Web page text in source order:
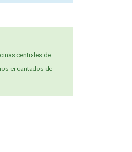
centrales de
encantados de